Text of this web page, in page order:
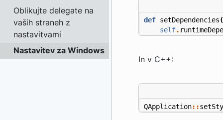
Oblikujte delegate na
vaših straneh z
nastavitvami
Nastavitev za Windows
def setDependencies(
self.
In v C++:
QApplication::